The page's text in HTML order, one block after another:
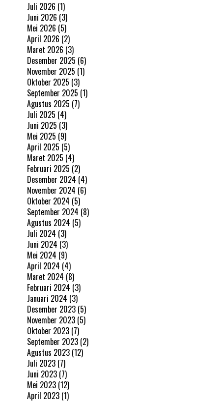
Juli 2026 (1)
Juni 2026 (3)
Mei 2026 (5)
April 2026 (2)
Maret 2026 (3)
Desember 2025 (6)
November 2025 (1)
Oktober 2025 (3)
September 2025 (1)
Agustus 2025 (7)
Juli 2025 (4)
Juni 2025 (3)
Mei 2025 (9)
April 2025 (5)
Maret 2025 (4)
Februari 2025 (2)
Desember 2024 (4)
November 2024 (6)
Oktober 2024 (5)
September 2024 (8)
Agustus 2024 (5)
Juli 2024 (3)
Juni 2024 (3)
Mei 2024 (9)
April 2024 (4)
Maret 2024 (8)
Februari 2024 (3)
Januari 2024 (3)
Desember 2023 (5)
November 2023 (5)
Oktober 2023 (7)
September 2023 (2)
Agustus 2023 (12)
Juli 2023 (7)
Juni 2023 (7)
Mei 2023 (12)
April 2023 (1)